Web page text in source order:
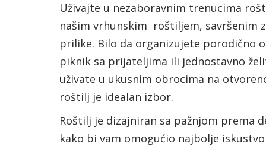
Uživajte u nezaboravnim trenucima
našim vrhunskim roštiljem, savršenim
prilike. Bilo da organizujete porodično
piknik sa prijateljima ili jednostavno
uživate u ukusnim obrocima na
roštilj je idealan izbor.
Roštilj je dizajniran sa pažnjom prema
kako bi vam omogućio najbolje